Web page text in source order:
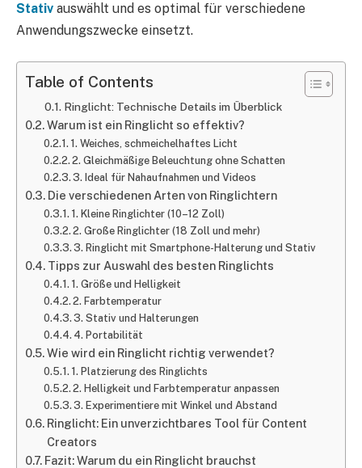
Stativ auswählt und es optimal für verschiedene
Anwendungszwecke einsetzt.
Table of Contents
Ringlicht: Technische Details im Überblick
Warum ist ein Ringlicht so effektiv?
1. Weiches, schmeichelhaftes Licht
2. Gleichmäßige Beleuchtung ohne Schatten
3. Ideal für Nahaufnahmen und Videos
Die verschiedenen Arten von Ringlichtern
1. Kleine Ringlichter (10–12 Zoll)
2. Große Ringlichter (18 Zoll und mehr)
3. Ringlicht mit Smartphone-Halterung und Stativ
Tipps zur Auswahl des besten Ringlichts
1. Größe und Helligkeit
2. Farbtemperatur
3. Stativ und Halterungen
4. Portabilität
Wie wird ein Ringlicht richtig verwendet?
1. Platzierung des Ringlichts
2. Helligkeit und Farbtemperatur anpassen
3. Experimentiere mit Winkel und Abstand
Ringlicht: Ein unverzichtbares Tool für Content
Creators
Fazit: Warum du ein Ringlicht brauchst